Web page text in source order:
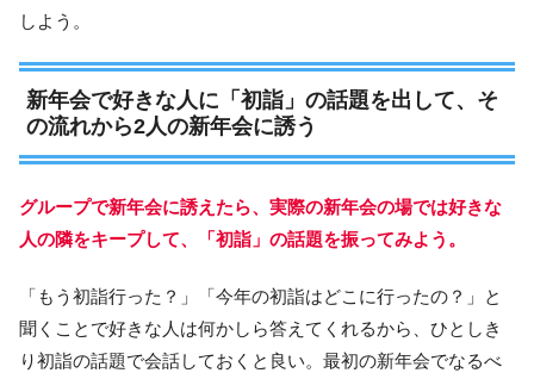
しよう。
新年会で好きな人に「初詣」の話題を出して、そ
の流れから2人の新年会に誘う
グループで新年会に誘えたら、実際の新年会の場では好きな
人の隣をキープして、「初詣」の話題を振ってみよう。
「もう初詣行った？」「今年の初詣はどこに行ったの？」と
聞くことで好きな人は何かしら答えてくれるから、ひとしき
り初詣の話題で会話しておくと良い。最初の新年会でなるべ